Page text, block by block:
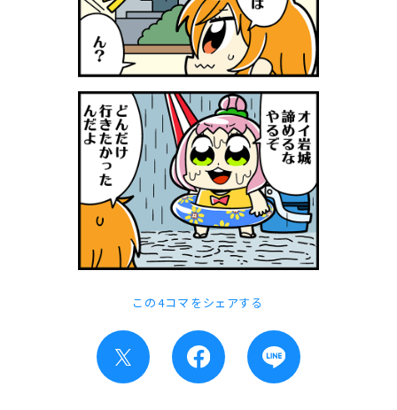
この4コマをシェアする